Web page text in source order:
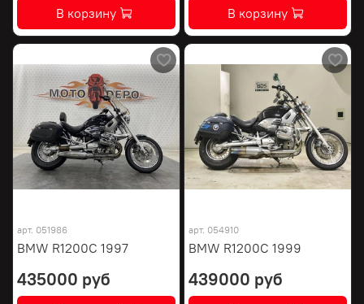
В корзину В корзину
арт. 051986
BMW R1200C 1997
435000 руб
арт. 054910
BMW R1200C 1999
439000 руб